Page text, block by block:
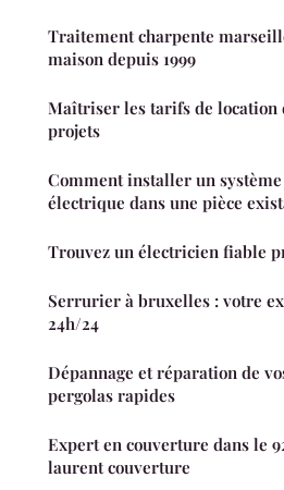
Traitement charpente
maison depuis 1999
Maîtriser les tarifs de location
projets
Comment installer un système
électrique dans une pièce
Trouvez un électricien fiable
Serrurier à bruxelles : votre
24h/24
Dépannage et réparation de
pergolas rapides
Expert en couverture dans le
laurent couverture